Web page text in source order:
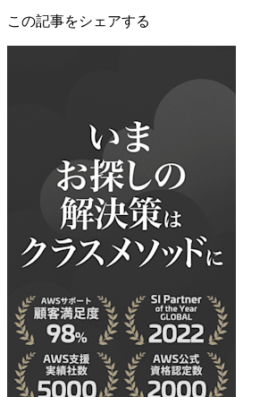
この記事をシェアする